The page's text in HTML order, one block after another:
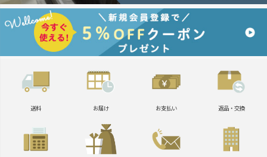
送料 お届け お支払い 返品・交換